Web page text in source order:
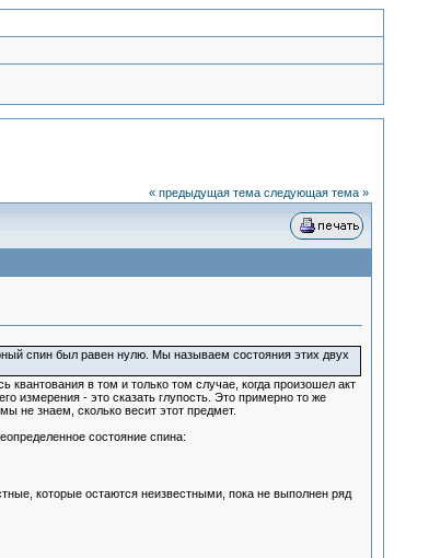
« предыдущая тема следующая тема »
спин был равен нулю. Мы называем состояния этих двух
в том и только том случае, когда произошел акт
измерения - это сказать глупость. Это примерно то же
не знаем, сколько весит этот предмет.
состояние спина:
которые остаются неизвестными, пока не выполнен ряд